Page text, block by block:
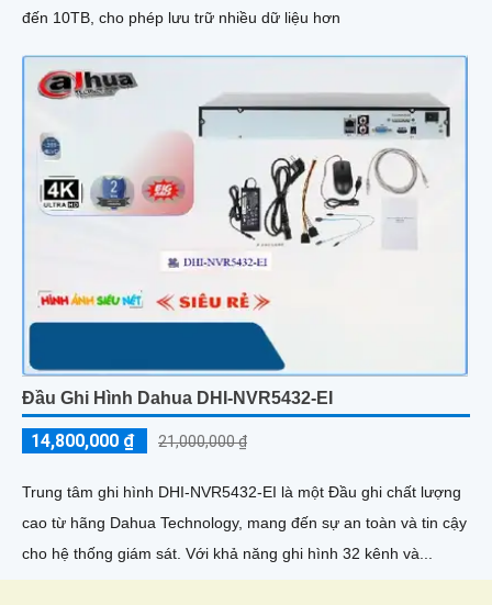
đến 10TB, cho phép lưu trữ nhiều dữ liệu hơn
Đầu Ghi Hình Dahua DHI-NVR5432-EI
14,800,000 ₫ 21,000,000 ₫
Trung tâm ghi hình DHI-NVR5432-EI là một Đầu ghi chất lượng
cao từ hãng Dahua Technology, mang đến sự an toàn và tin cậy
cho hệ thống giám sát. Với khả năng ghi hình 32 kênh và...